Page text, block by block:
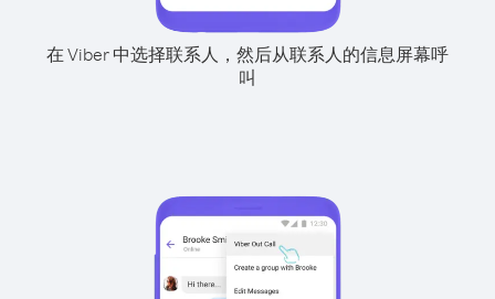
在 Viber 中选择联系人，然后从联系人的信息屏幕呼
叫